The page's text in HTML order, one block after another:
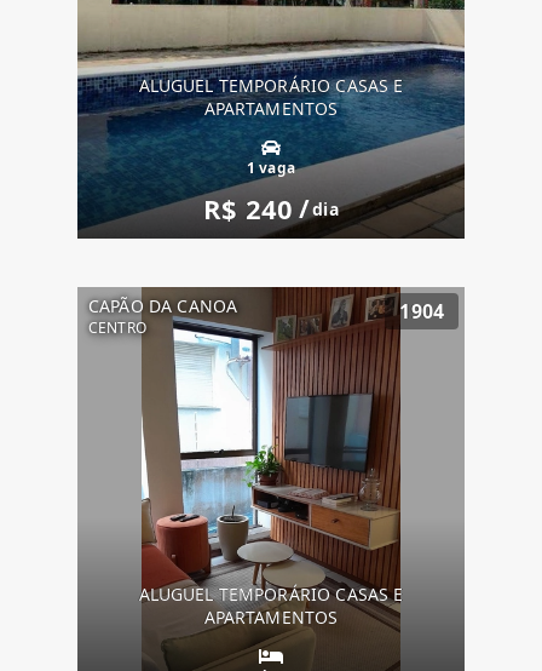
ALUGUEL TEMPORÁRIO CASAS E
APARTAMENTOS
1 vaga
R$ 240 /dia
CAPÃO DA CANOA
CENTRO
1904
ALUGUEL TEMPORÁRIO CASAS E
APARTAMENTOS